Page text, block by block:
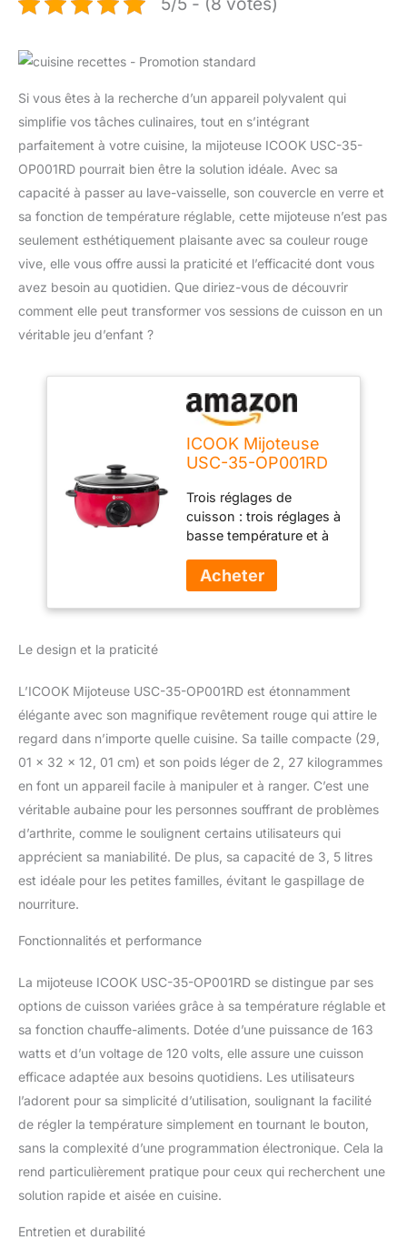
Si vous êtes à la recherche d’un appareil polyvalent qui
simplifie vos tâches culinaires, tout en s’intégrant
parfaitement à votre cuisine, la mijoteuse ICOOK USC-35-
OP001RD pourrait bien être la solution idéale. Avec sa
capacité à passer au lave-vaisselle, son couvercle en verre et
sa fonction de température réglable, cette mijoteuse n’est pas
seulement esthétiquement plaisante avec sa couleur rouge
vive, elle vous offre aussi la praticité et l’efficacité dont vous
avez besoin au quotidien. Que diriez-vous de découvrir
comment elle peut transformer vos sessions de cuisson en un
véritable jeu d’enfant ?
ICOOK Mijoteuse
USC-35-OP001RD
passe au lave-
vaisselle, couvercle
en verre,
température
réglable, chauffe-
aliments, rouge
Trois réglages de
cuisson : trois réglages à
basse température et à
vous assurer que vos
repas sont prêts lorsque
vous êtes. Parfait pour
même les desserts. Il
garde vos aliments
chauffés jusqu'à ce qu'ils
soient prêts à servir.
Casserole amovible en
aluminium : la casserole
en aluminium peut être
utilisée sur une base ou
une cuisinière à gaz.
Amovible et peut donc
être utilisée comme un
et légère. Couvercle en
en verre avec poignées
froides au toucher pour
surveiller les aliments lors
de la cuisson. Passe au
lave-vaisselle. Design
innovant : la mijoteuse
est conçue avec une
base de forme ovale
avec des poignées
froides au toucher, facile
à transporter de la
manger. L'extérieur rouge
Le design et la praticité
L’ICOOK Mijoteuse USC-35-OP001RD est étonnamment
élégante avec son magnifique revêtement rouge qui attire le
regard dans n’importe quelle cuisine. Sa taille compacte (29,
01 x 32 x 12, 01 cm) et son poids léger de 2, 27 kilogrammes
en font un appareil facile à manipuler et à ranger. C’est une
véritable aubaine pour les personnes souffrant de problèmes
d’arthrite, comme le soulignent certains utilisateurs qui
apprécient sa maniabilité. De plus, sa capacité de 3, 5 litres
est idéale pour les petites familles, évitant le gaspillage de
nourriture.
Fonctionnalités et performance
La mijoteuse ICOOK USC-35-OP001RD se distingue par ses
options de cuisson variées grâce à sa température réglable et
sa fonction chauffe-aliments. Dotée d’une puissance de 163
watts et d’un voltage de 120 volts, elle assure une cuisson
efficace adaptée aux besoins quotidiens. Les utilisateurs
l’adorent pour sa simplicité d’utilisation, soulignant la facilité
de régler la température simplement en tournant le bouton,
sans la complexité d’une programmation électronique. Cela la
rend particulièrement pratique pour ceux qui recherchent une
solution rapide et aisée en cuisine.
Entretien et durabilité